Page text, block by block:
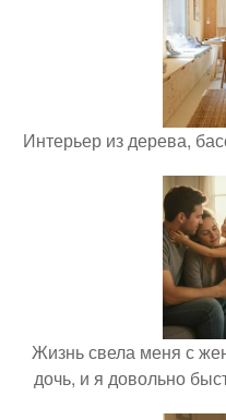
Интерьер из дерева,
Жизнь свела меня с
дочь, и я довольно